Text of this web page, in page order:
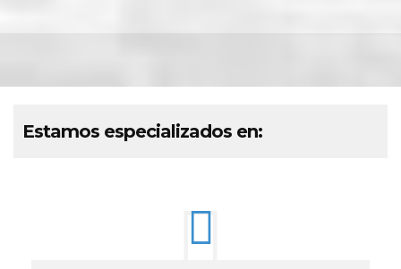
Estamos especializados en: